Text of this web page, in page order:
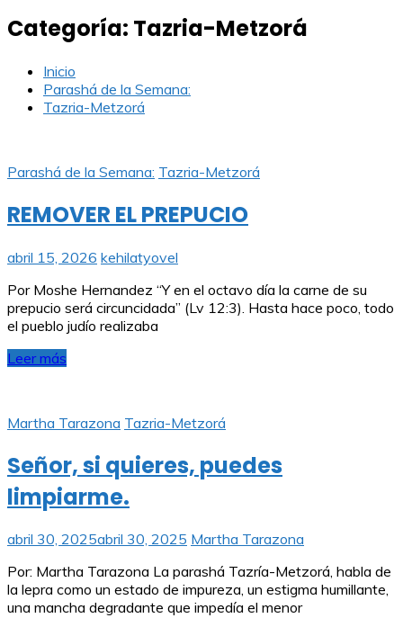
Categoría: Tazria-Metzorá
Inicio
Parashá de la Semana:
Tazria-Metzorá
Parashá de la Semana: Tazria-Metzorá
REMOVER EL PREPUCIO
abril 15, 2026 kehilatyovel
Por Moshe Hernandez “Y en el octavo día la carne de su
prepucio será circuncidada” (Lv 12:3). Hasta hace poco, todo
el pueblo judío realizaba
Leer más
Martha Tarazona Tazria-Metzorá
Señor, si quieres, puedes
limpiarme.
abril 30, 2025abril 30, 2025 Martha Tarazona
Por: Martha Tarazona La parashá Tazría-Metzorá, habla de
la lepra como un estado de impureza, un estigma humillante,
una mancha degradante que impedía el menor